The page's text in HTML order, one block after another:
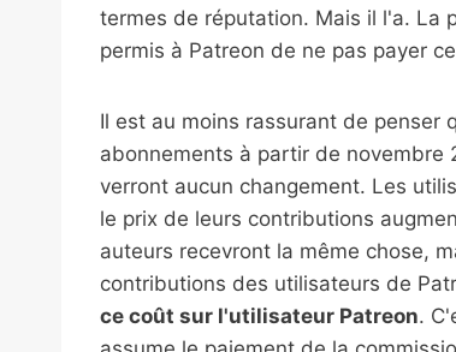
termes de réputation. Mais il l'a. La
permis à Patreon de ne pas payer
Il est au moins rassurant de penser
abonnements à partir de novembre
verront aucun changement. Les
le prix de leurs contributions
auteurs recevront la même chose,
contributions des utilisateurs de
ce coût sur l'utilisateur Patreon.